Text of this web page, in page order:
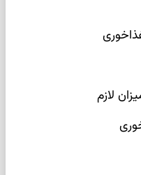
لازم